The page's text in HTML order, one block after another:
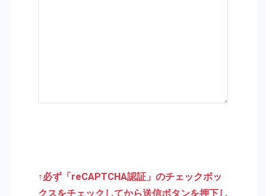
↑必ず「reCAPTCHA認証」のチェックボッ
クスをチェックしてから送信ボタンを押下し